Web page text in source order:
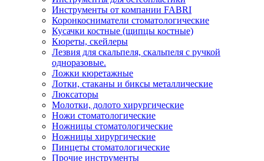
Инструменты от компании FABRI
Коронкосниматели стоматологические
Кусачки костные (щипцы костные)
Кюреты, скейлеры
Лезвия для скальпеля, скальпеля с ручкой
одноразовые.
Ложки кюретажные
Лотки, стаканы и биксы металлические
Люксаторы
Молотки, долото хирургические
Ножи стоматологические
Ножницы стоматологические
Ножницы хирургические
Пинцеты стоматологические
Прочие инструменты